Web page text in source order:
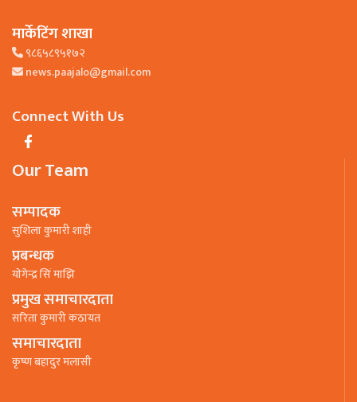
मार्केटिंग शाखा
९८६५८९५१७२
news.paajalo@gmail.com
Connect With Us
Our Team
सम्पादक
सुशिला कुमारी शाही
प्रबन्धक
याेगेन्द्र सिं माझि
प्रमुख समाचारदाता
सरिता कुमारी कठायत
समाचारदाता
कृष्ण बहादुर मलासी